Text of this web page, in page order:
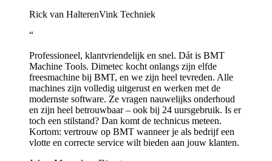
Rick van HalterenVink Techniek
“
Professioneel, klantvriendelijk en snel. Dát is BMT
Machine Tools. Dimetec kocht onlangs zijn elfde
freesmachine bij BMT, en we zijn heel tevreden. Alle
machines zijn volledig uitgerust en werken met de
modernste software. Ze vragen nauwelijks onderhoud
en zijn heel betrouwbaar – ook bij 24 uursgebruik. Is er
toch een stilstand? Dan komt de technicus meteen.
Kortom: vertrouw op BMT wanneer je als bedrijf een
vlotte en correcte service wilt bieden aan jouw klanten.